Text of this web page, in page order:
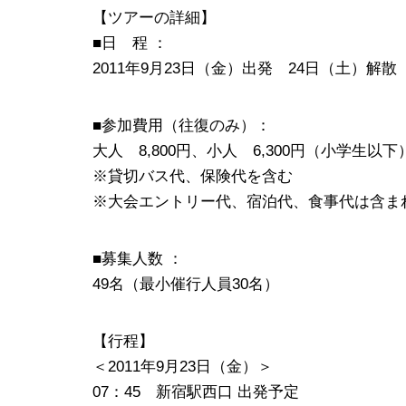
【ツアーの詳細】
■日 程 ：
2011年9月23日（金）出発 24日（土）解散
■参加費用（往復のみ）：
大人 8,800円、小人 6,300円（小学生以下）
※貸切バス代、保険代を含む
※大会エントリー代、宿泊代、食事代は含ま
■募集人数 ：
49名（最小催行人員30名）
【行程】
＜2011年9月23日（金）＞
07：45 新宿駅西口 出発予定